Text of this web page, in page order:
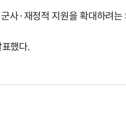
사·재정적 지원을 확대하려
했다.